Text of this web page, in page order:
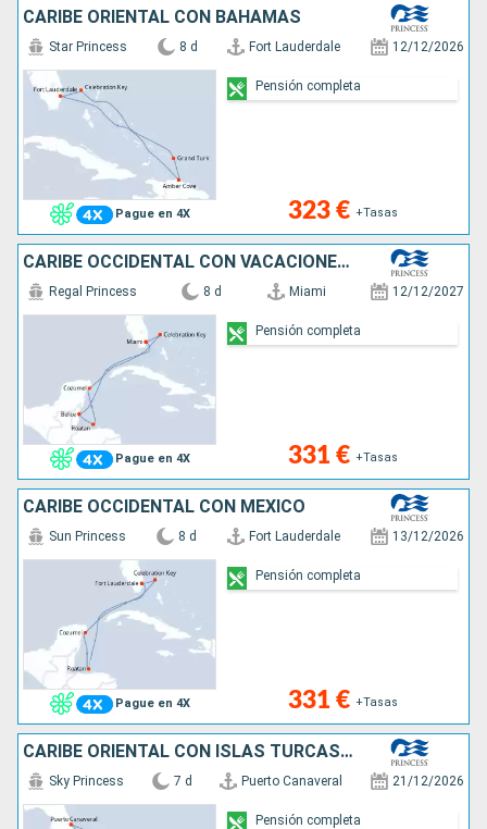
CARIBE ORIENTAL CON BAHAMAS
Pague en 4X
Star Princess 8 d Fort Lauderdale 12/12/2026
323 € +Tasas
Pensión completa
CARIBE OCCIDENTAL CON VACACIONES EN MÉXI
Pague en 4X
Regal Princess 8 d Miami 12/12/2027
331 € +Tasas
Pensión completa
CARIBE OCCIDENTAL CON MÉXICO
Pague en 4X
Sun Princess 8 d Fort Lauderdale 13/12/2026
331 € +Tasas
Pensión completa
CARIBE ORIENTAL CON ISLAS TURCAS Y CAICO
Sky Princess 7 d Puerto Canaveral 21/12/2026
Pensión completa